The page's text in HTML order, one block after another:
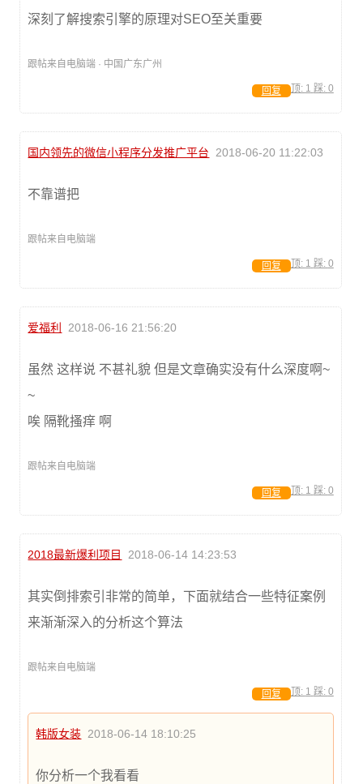
深刻了解搜索引擎的原理对SEO至关重要
跟帖来自电脑端 · 中国广东广州
顶: 1 踩: 0
回复
国内领先的微信小程序分发推广平台 2018-06-20 11:22:03
不靠谱把
跟帖来自电脑端
顶: 1 踩: 0
回复
爱福利 2018-06-16 21:56:20
虽然 这样说 不甚礼貌 但是文章确实没有什么深度啊~
~
唉 隔靴搔痒 啊
跟帖来自电脑端
顶: 1 踩: 0
回复
2018最新爆利项目 2018-06-14 14:23:53
其实倒排索引非常的简单，下面就结合一些特征案例
来渐渐深入的分析这个算法
跟帖来自电脑端
顶: 1 踩: 0
回复
韩版女装 2018-06-14 18:10:25
你分析一个我看看